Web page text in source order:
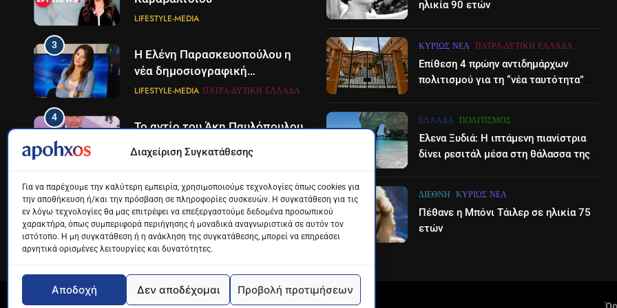
Διαχείριση Συγκατάθεσης
Για να παρέχουμε την καλύτερη εμπειρία, χρησιμοποιούμε τεχνολογίες όπως cookies για
την αποθήκευση ή/και την πρόσβαση σε πληροφορίες συσκευών. Η συγκατάθεση για τις
εν λόγω τεχνολογίες θα μας επιτρέψει να επεξεργαστούμε δεδομένα προσωπικού
χαρακτήρα, όπως συμπεριφορά περιήγησης ή μοναδικά αναγνωριστικά σε αυτόν τον
ιστότοπο. Η μη συγκατάθεση ή η ανάκληση της συγκατάθεσης, μπορεί να επηρεάσει
αρνητικά ορισμένες λειτουργίες και δυνατότητες.
Αποδοχή Δεν αποδέχομαι Προβολή προτιμήσεων
LIFESTYLE-MEDIA
3
Η Ελένη Παρασκευοπούλου η
νέα δημοσιογραφική
προσθήκη του ΣΚΑΪ στην
LIFESTYLE-MEDIA ΠΆΤΡΑ-ΔΥΤΙΚΉ ΕΛΛΆΔΑ
4
Το αντίο του Άκη Παυλόπουλου
5
Ο Παναγιώτης Στάθης στο
«τιμόνι» του κεντρικού
δελτίου ειδήσεων της ΕΡΤ
LIFESTYLE-MEDIA
Στον ΑΝΤ1 η Σία Κοσιώνη- Η
ανακοίνωση του σταθμού
ηλικία 90 ετών
ΚΥΡΊΩΣ ΝΈΑ ΠΆΤΡΑ-ΔΥΤΙΚΉ ΕΛΛΆΔΑ
Επίθεση 4 πρώην αντιδημάρχων
πολιτισμού για τη “νέα ταυτότητα”
ΕΛΛΆΔΑ ΠΟΛΙΤΙΣΜΌΣ
Έλενα Ξυδιά: Η ιπτάμενη πιανίστρια
δίνει ρεσιτάλ μέσα στη θάλασσα της
ΔΙΕΘΝΉ ΚΥΡΊΩΣ ΝΈΑ
Πέθανε η Μπόνι Τάιλερ σε ηλικία 75
ετών